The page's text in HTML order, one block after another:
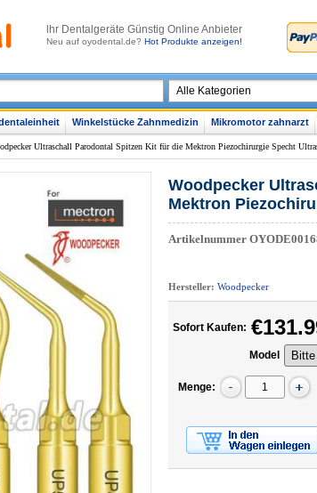
lhr Dentalgeräte Günstig Online Anbieter
Neu auf oyodental.de? Hot Produkte anzeigen!
Winkelstücke Zahnmedizin Mikromotor zahnarzt
Ultraschall Parodontal Spitzen Kit für die Mektron Piezochirurgie Specht
Woodpecker
Mektron
Artikelnummer
Hersteller: Woodpecker
Sofort Kaufen:
Model
Menge: